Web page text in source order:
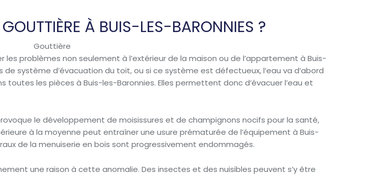
GOUTTIÈRE À BUIS-LES-BARONNIES ?
problèmes non seulement à l’extérieur de la maison ou de l’appartement à Buis-
de système d’évacuation du toit, ou si ce système est défectueux, l’eau va d’abord
toutes les pièces à Buis-les-Baronnies. Elles permettent donc d’évacuer l’eau et
le développement de moisissures et de champignons nocifs pour la santé,
à la moyenne peut entraîner une usure prématurée de l’équipement à Buis-
de la menuiserie en bois sont progressivement endommagés.
une raison à cette anomalie. Des insectes et des nuisibles peuvent s’y être